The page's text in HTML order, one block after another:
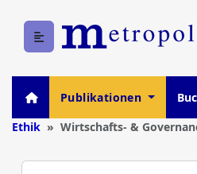
Publikationen
Ethik
Wirtschafts- &